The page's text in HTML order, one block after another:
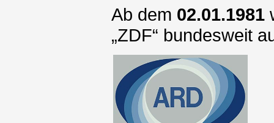
Ab dem 02.01.1981
„ZDF“ bundesweit